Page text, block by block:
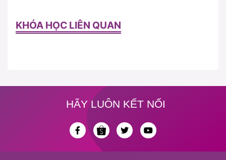
KHÓA HỌC LIÊN QUAN
HÃY LUÔN KẾT NỐI